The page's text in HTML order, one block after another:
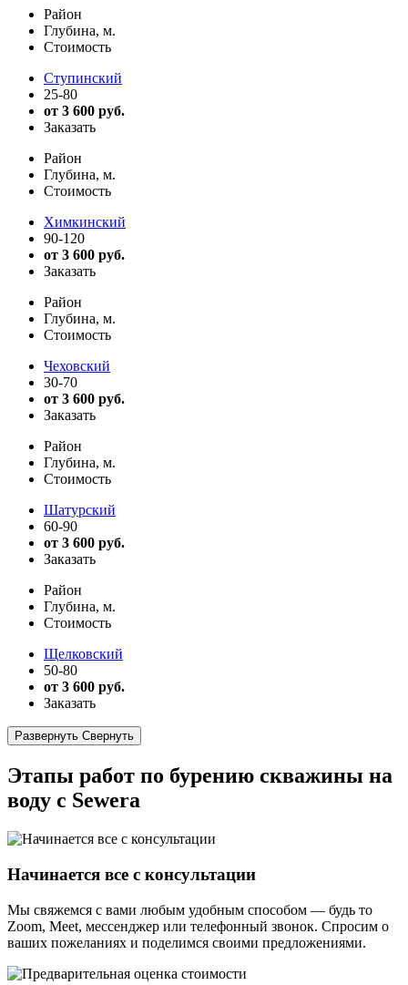
Район
Глубина, м.
Стоимость
Ступинский
25-80
от 3 600 руб.
Заказать
Район
Глубина, м.
Стоимость
Химкинский
90-120
от 3 600 руб.
Заказать
Район
Глубина, м.
Стоимость
Чеховский
30-70
от 3 600 руб.
Заказать
Район
Глубина, м.
Стоимость
Шатурский
60-90
от 3 600 руб.
Заказать
Район
Глубина, м.
Стоимость
Щелковский
50-80
от 3 600 руб.
Заказать
Развернуть Свернуть
Этапы работ по бурению скважины на
воду с Sewera
Начинается все с консультации
Мы свяжемся с вами любым удобным способом — будь то
Zoom, Meet, мессенджер или телефонный звонок. Спросим о
ваших пожеланиях и поделимся своими предложениями.